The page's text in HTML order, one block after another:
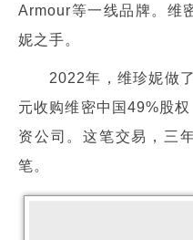
Armour等一线品牌。维
妮之手。
2022年，维珍妮做
元收购维密中国49%股
资公司。这笔交易，三
笔。